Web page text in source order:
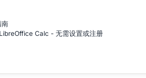
南
Calc - 无需设置或注册